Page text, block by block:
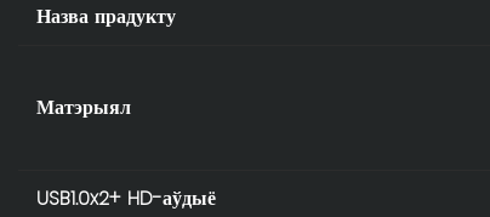
Назва прадукту
Матэрыял
USB1.0x2+ HD-аўдыё